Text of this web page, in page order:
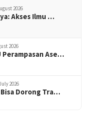
2026
Akses Ilmu …
2026
Perampasan Ase…
2026
Bisa Dorong Tra…